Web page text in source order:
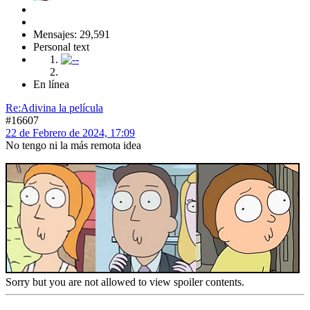
Mensajes: 29,591
Personal text
En línea
Re:Adivina la película
#16607
22 de Febrero de 2024, 17:09
No tengo ni la más remota idea
Sorry but you are not allowed to view spoiler contents.